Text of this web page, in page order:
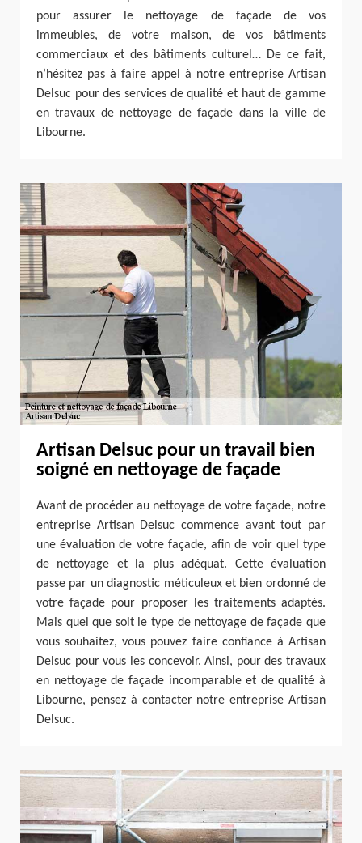
pour assurer le nettoyage de façade de vos
immeubles, de votre maison, de vos bâtiments
commerciaux et des bâtiments culturel… De ce fait,
n’hésitez pas à faire appel à notre entreprise Artisan
Delsuc pour des services de qualité et haut de gamme
en travaux de nettoyage de façade dans la ville de
Libourne.
Artisan Delsuc pour un travail bien
soigné en nettoyage de façade
Avant de procéder au nettoyage de votre façade, notre
entreprise Artisan Delsuc commence avant tout par
une évaluation de votre façade, afin de voir quel type
de nettoyage et la plus adéquat. Cette évaluation
passe par un diagnostic méticuleux et bien ordonné de
votre façade pour proposer les traitements adaptés.
Mais quel que soit le type de nettoyage de façade que
vous souhaitez, vous pouvez faire confiance à Artisan
Delsuc pour vous les concevoir. Ainsi, pour des travaux
en nettoyage de façade incomparable et de qualité à
Libourne, pensez à contacter notre entreprise Artisan
Delsuc.